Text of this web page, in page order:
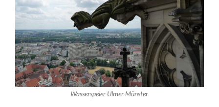
Wasserspeier Ulmer Münster